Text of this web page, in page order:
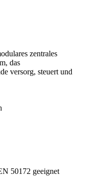
zentrales
das
versorg, steuert und
50172 geeignet